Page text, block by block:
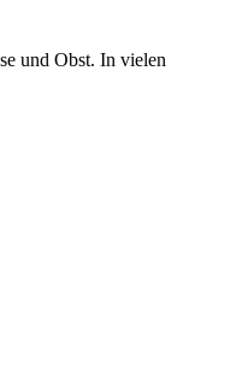
und Obst. In vielen